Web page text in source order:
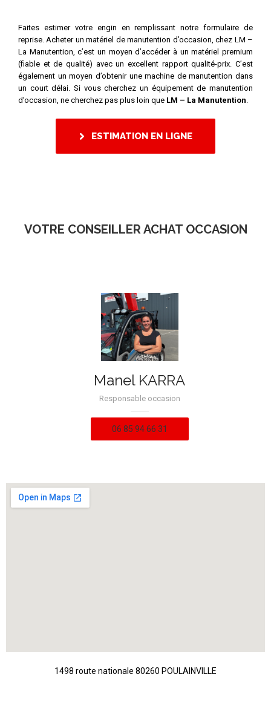
Faites estimer votre engin en remplissant notre formulaire de
reprise. Acheter un matériel de manutention d’occasion, chez LM –
La Manutention, c’est un moyen d’accéder à un matériel premium
(fiable et de qualité) avec un excellent rapport qualité-prix. C’est
également un moyen d’obtenir une machine de manutention dans
un court délai. Si vous cherchez un équipement de manutention
d’occasion, ne cherchez pas plus loin que LM – La Manutention.
ESTIMATION EN LIGNE
VOTRE CONSEILLER ACHAT OCCASION
Manel KARRA
Responsable occasion
06 85 94 66 31
1498 route nationale 80260 POULAINVILLE